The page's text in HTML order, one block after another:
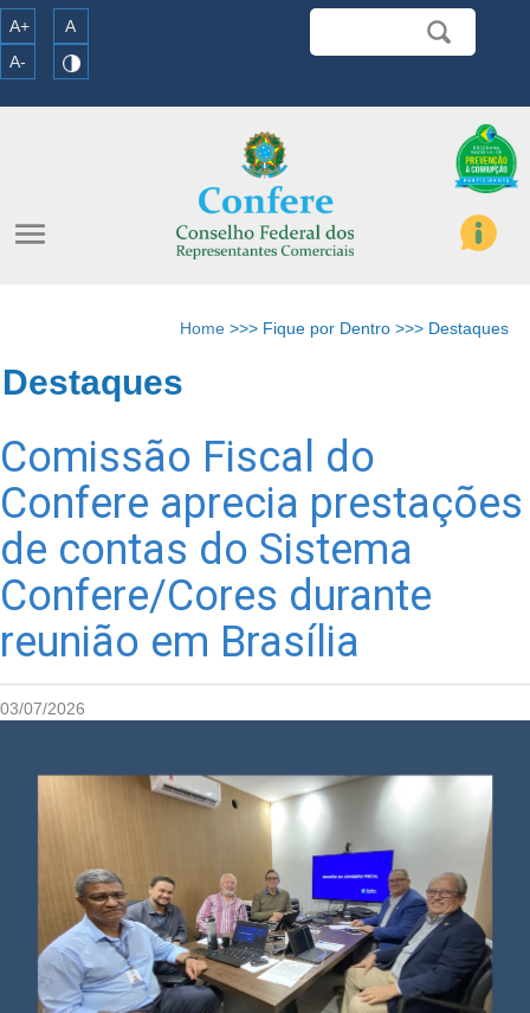
A+
A
A-
menu
Home >>> Fique por Dentro >>> Destaques
Destaques
Comissão Fiscal do
Confere aprecia prestações
de contas do Sistema
Confere/Cores durante
reunião em Brasília
03/07/2026